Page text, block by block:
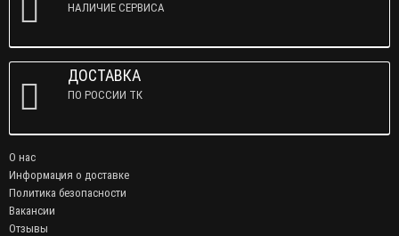
НАЛИЧИЕ СЕРВИСА
ДОСТАВКА
ПО РОССИИ ТК
О нас
Информация о доставке
Политика безопасности
Вакансии
Отзывы